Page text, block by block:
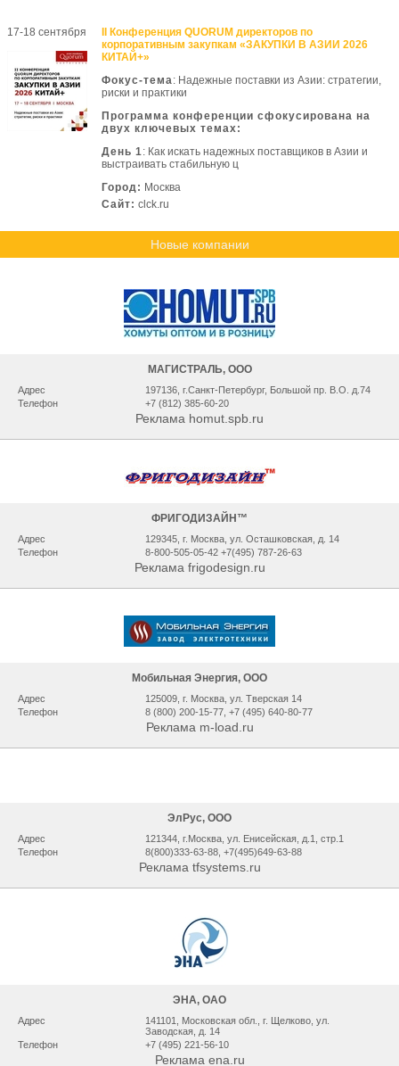
17-18 сентября
II Конференция QUORUM директоров по
корпоративным закупкам «ЗАКУПКИ В АЗИИ 2026
КИТАЙ+»
Фокус-тема: Надежные поставки из Азии: стратегии,
риски и практики
Программа конференции сфокусирована на
двух ключевых темах:
День 1: Как искать надежных поставщиков в Азии и
выстраивать стабильную ц
Город: Москва
Сайт: clck.ru
Новые компании
МАГИСТРАЛЬ, ООО
Адрес
197136, г.Санкт-Петербург, Большой пр. В.О. д.74
Телефон
+7 (812) 385-60-20
Реклама homut.spb.ru
ФРИГОДИЗАЙН™
Адрес
129345, г. Москва, ул. Осташковская, д. 14
Телефон
8-800-505-05-42 +7(495) 787-26-63
Реклама frigodesign.ru
Мобильная Энергия, ООО
Адрес
125009, г. Москва, ул. Тверская 14
Телефон
8 (800) 200-15-77, +7 (495) 640-80-77
Реклама m-load.ru
ЭлРус, ООО
Адрес
121344, г.Москва, ул. Енисейская, д.1, стр.1
Телефон
8(800)333-63-88, +7(495)649-63-88
Реклама tfsystems.ru
ЭНА, ОАО
Адрес
141101, Московская обл., г. Щелково, ул.
Заводская, д. 14
Телефон
+7 (495) 221-56-10
Реклама ena.ru